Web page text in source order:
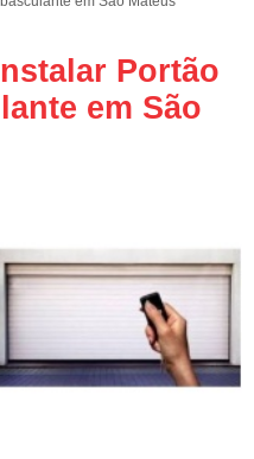
Portão
em São